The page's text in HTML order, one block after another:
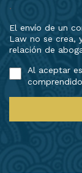
.
El envío de un
Law no se crea,
relación de
Al aceptar